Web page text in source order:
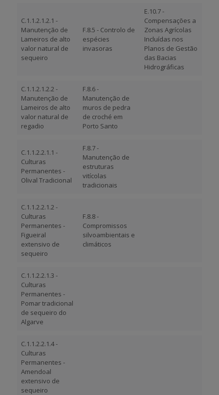
C.1.1.2.1.2.1 -
Manutenção de
Lameiros de alto
valor natural de
sequeiro
F.8.5 - Controlo de
espécies
invasoras
E.10.7 -
Compensações a
Zonas Agrícolas
Incluídas nos
Planos de Gestão
das Bacias
Hidrográficas
C.1.1.2.1.2.2 -
Manutenção de
Lameiros de alto
valor natural de
regadio
F.8.6 -
Manutenção de
muros de pedra
de croché em
Porto Santo
C.1.1.2.2.1.1 -
Culturas
Permanentes -
Olival Tradicional
F.8.7 -
Manutenção de
estruturas
vitícolas
tradicionais
C.1.1.2.2.1.2 -
Culturas
Permanentes -
Figueiral
extensivo de
sequeiro
F.8.8 -
Compromissos
silvoambientais e
climáticos
C.1.1.2.2.1.3 -
Culturas
Permanentes -
Pomar tradicional
de sequeiro do
Algarve
C.1.1.2.2.1.4 -
Culturas
Permanentes -
Amendoal
extensivo de
sequeiro